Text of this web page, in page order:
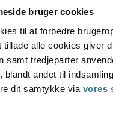
bruger cookies
til at forbedre
tillade alle cookies giver
samt tredjeparter
blandt andet til
dit samtykke via vores
42-16.
§ 34